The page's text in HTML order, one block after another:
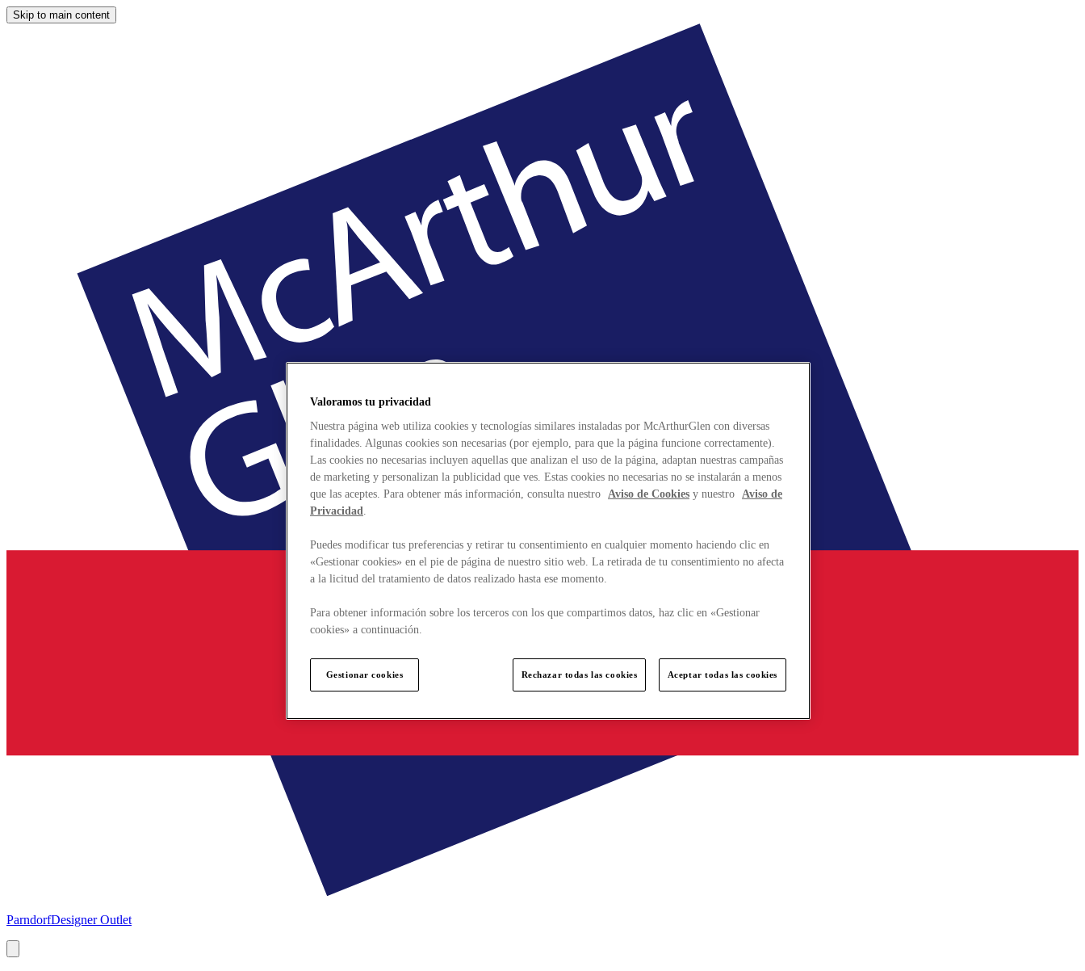
Skip to main content
ParndorfDesigner Outlet
Valoramos tu privacidad
Nuestra página web utiliza cookies y tecnologías similares instaladas por McArthurGlen con diversas
finalidades. Algunas cookies son necesarias (por ejemplo, para que la página funcione correctamente).
Las cookies no necesarias incluyen aquellas que analizan el uso de la página, adaptan nuestras campañas
de marketing y personalizan la publicidad que ves. Estas cookies no necesarias no se instalarán a menos
que las aceptes. Para obtener más información, consulta nuestro Aviso de Cookies y nuestro Aviso de
Privacidad.
Puedes modificar tus preferencias y retirar tu consentimiento en cualquier momento haciendo clic en
«Gestionar cookies» en el pie de página de nuestro sitio web. La retirada de tu consentimiento no afecta
a la licitud del tratamiento de datos realizado hasta ese momento.
Para obtener información sobre los terceros con los que compartimos datos, haz clic en «Gestionar
cookies» a continuación.
Gestionar cookies Rechazar todas las cookies Aceptar todas las cookies